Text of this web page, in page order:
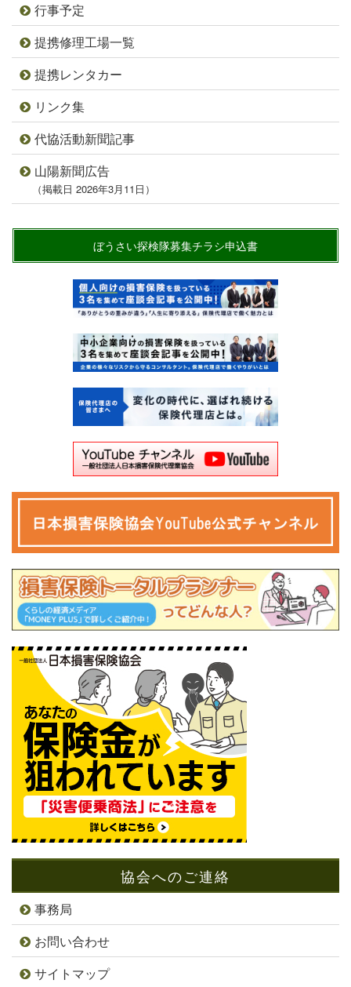
行事予定
提携修理工場一覧
提携レンタカー
リンク集
代協活動新聞記事
山陽新聞広告
（掲載日 2026年3月11日）
ぼうさい探検隊募集チラシ申込書
協会へのご連絡
事務局
お問い合わせ
サイトマップ